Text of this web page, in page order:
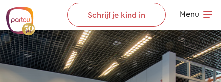
Skip to content
Schrijf je kind in
Menu